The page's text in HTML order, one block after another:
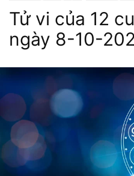
Tử vi của 12
ngày 8-10-